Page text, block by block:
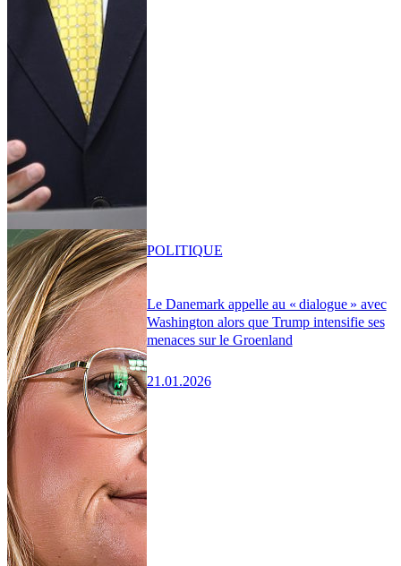
Le Danemark appelle au « dialogue » avec
Washington alors que Trump intensifie ses
menaces sur le Groenland
21.01.2026
POLITIQUE